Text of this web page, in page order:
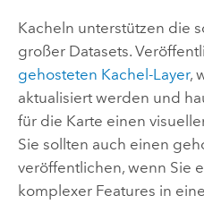
Kacheln unterstützen die
großer Datasets.
gehosteten Kachel-Layer,
aktualisiert werden und
für die Karte einen
Sie sollten auch einen
veröffentlichen, wenn Sie
komplexer Features in